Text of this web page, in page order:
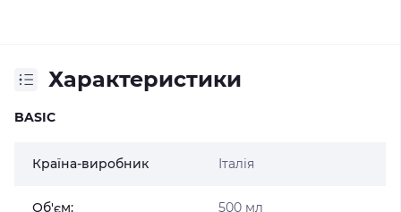
Характеристики
BASIC
Країна-виробник Італія
Об'єм: 500 мл